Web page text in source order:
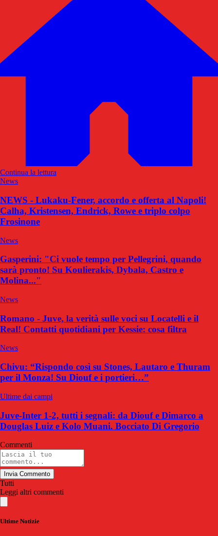
Continua la lettura
News
NEWS - Lukaku-Fener, accordo e offerta al Napoli!
Calha, Kristensen, Endrick, Rowe e triplo colpo
Frosinone
News
Gasperini: "Ci vuole tempo per Pellegrini, quando
sarà pronto! Su Koulierakis, Dybala, Castro e
Molina..."
News
Romano - Juve, la verità sulle voci su Locatelli e il
Real! Contatti quotidiani per Kessie: cosa filtra
News
Chivu: “Rispondo così su Stones, Lautaro e Thuram
per il Monza! Su Diouf e i portieri…”
Ultime dai campi
Juve-Inter 1-2, tutti i segnali: da Diouf e Dimarco a
Douglas Luiz e Kolo Muani. Bocciato Di Gregorio
Commenti
Invia Commento
Tutti
Leggi altri commenti
Ultime Notizie